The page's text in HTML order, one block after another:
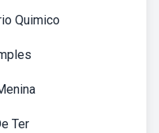
Quimico
Ter